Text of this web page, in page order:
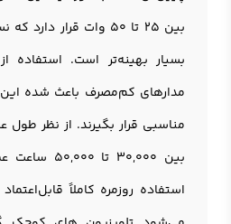
بین 25 تا 50 وات قرار
مدارهای کم‌مصرف باعث شده این
بین 30,000
استفاده روزمره کاملاً